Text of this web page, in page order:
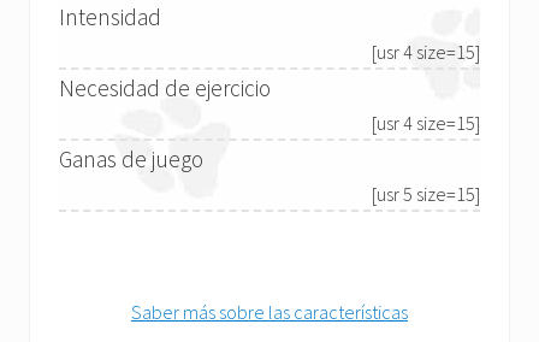
Intensidad
[usr 4 size=15]
Necesidad de ejercicio
[usr 4 size=15]
Ganas de juego
[usr 5 size=15]
Saber más sobre las características